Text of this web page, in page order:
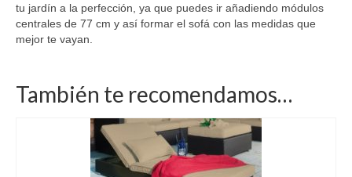
tu jardín a la perfección, ya que puedes ir añadiendo módulos
centrales de 77 cm y así formar el sofá con las medidas que
mejor te vayan.
También te recomendamos…